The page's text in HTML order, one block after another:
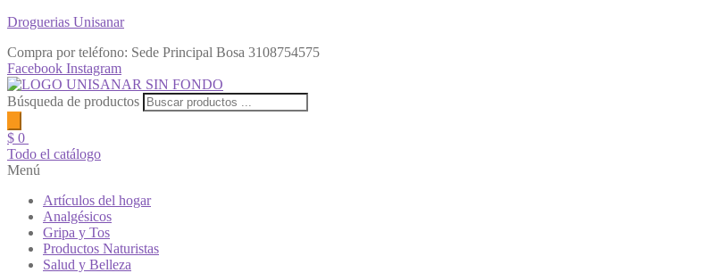
Droguerias Unisanar
Compra por teléfono: Sede Principal Bosa 3108754575
Facebook Instagram
Búsqueda de productos
$ 0
Todo el catálogo
Menú
Artículos del hogar
Analgésicos
Gripa y Tos
Productos Naturistas
Salud y Belleza